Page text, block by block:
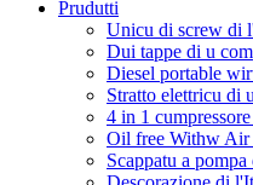
Prudutti
Unicu di screw di
Dui tappe di u
Diesel portable
Stratto elettricu di
4 in 1
Oil free Withw Air
Scappatu a